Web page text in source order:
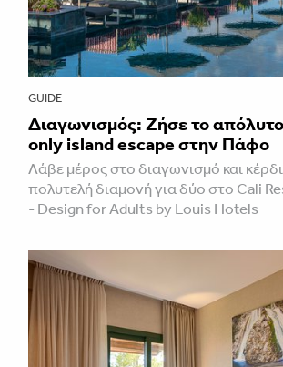
GUIDE
Διαγωνισμός: Ζήσε το
only island escape στην Πάφο
Λάβε μέρος στο διαγωνισμό και
πολυτελή διαμονή για δύο στο Cali
- Design for Adults by Louis Hotels